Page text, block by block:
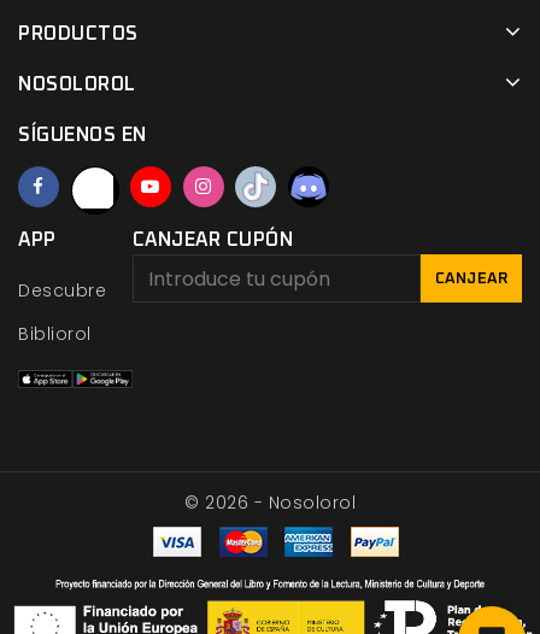
PRODUCTOS
NOSOLOROL
SÍGUENOS EN
APP
Descubre
Bibliorol
CANJEAR CUPÓN
CANJEAR
© 2026 - Nosolorol